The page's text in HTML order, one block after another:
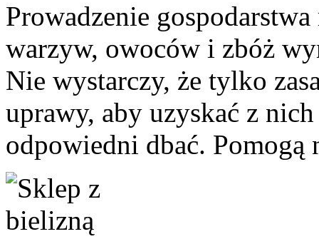
Prowadzenie
warzyw, owoców i zbóż
Nie wystarczy, że tylko
uprawy, aby uzyskać z
odpowiedni dbać. Pomogą